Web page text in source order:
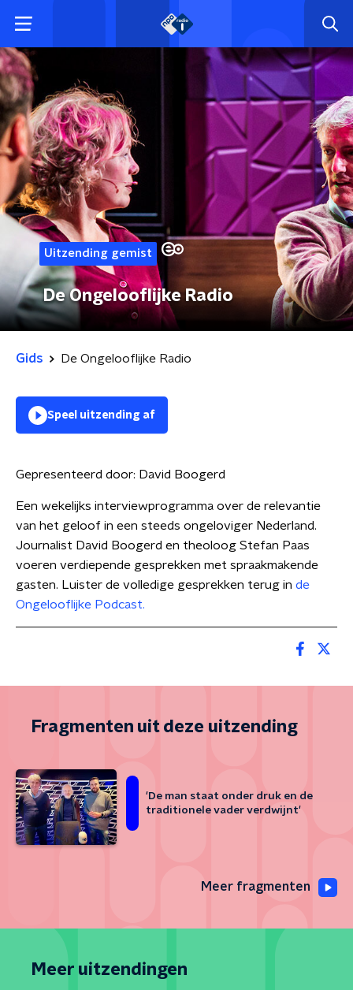
Uitzending gemist
De Ongelooflijke Radio
Gids De Ongelooflijke Radio
Speel uitzending af
Gepresenteerd door: David Boogerd
Een wekelijks interviewprogramma over de relevantie
van het geloof in een steeds ongeloviger Nederland.
Journalist David Boogerd en theoloog Stefan Paas
voeren verdiepende gesprekken met spraakmakende
gasten. Luister de volledige gesprekken terug in de
Ongelooflijke Podcast.
Fragmenten uit deze uitzending
'De man staat onder druk en de
traditionele vader verdwijnt'
Meer fragmenten
Meer uitzendingen